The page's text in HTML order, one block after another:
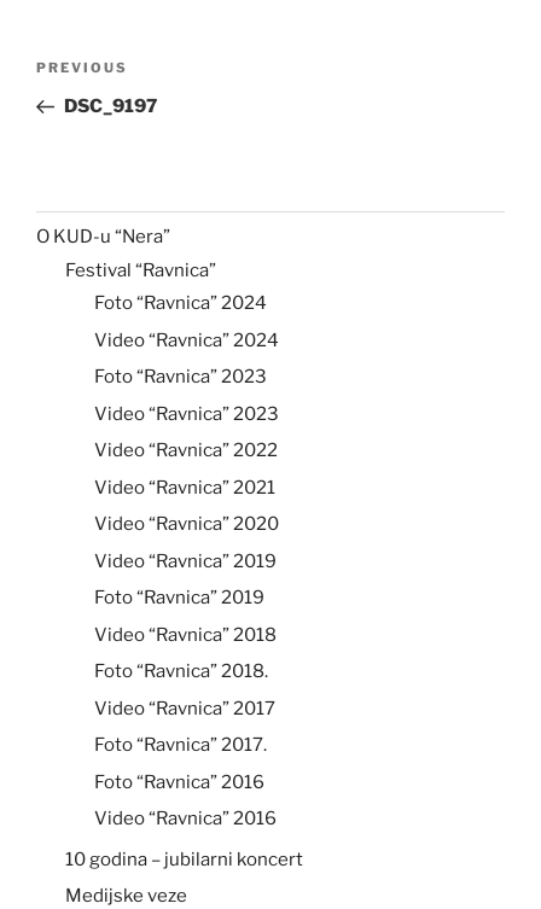
Previous
Post
PREVIOUS
DSC_9197
O KUD-u “Nera”
Festival “Ravnica”
Foto “Ravnica” 2024
Video “Ravnica” 2024
Foto “Ravnica” 2023
Video “Ravnica” 2023
Video “Ravnica” 2022
Video “Ravnica” 2021
Video “Ravnica” 2020
Video “Ravnica” 2019
Foto “Ravnica” 2019
Video “Ravnica” 2018
Foto “Ravnica” 2018.
Video “Ravnica” 2017
Foto “Ravnica” 2017.
Foto “Ravnica” 2016
Video “Ravnica” 2016
10 godina – jubilarni koncert
Medijske veze